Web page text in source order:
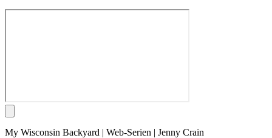
My Wisconsin Backyard | Web-Serien | Jenny Crain